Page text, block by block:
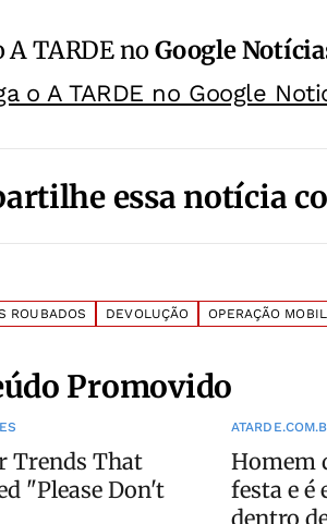
A TARDE noGoogle
o A TARDE no Google
essa notícia
ROUBADOS DEVOLUÇÃO OPERAÇÃO